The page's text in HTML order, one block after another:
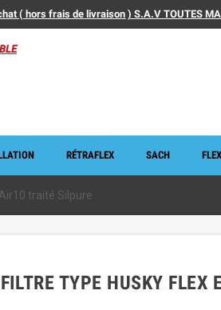
( hors frais de livraison ) S.A.V TOUTES
RÉTRAFLEX SACH
traité Silpure
FILTRE TYPE HUSKY FLEX